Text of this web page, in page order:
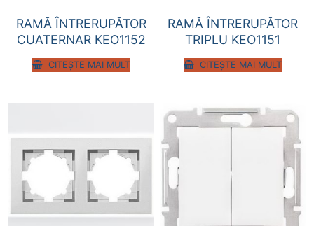
RAMĂ ÎNTRERUPĂTOR
CUATERNAR KEO1152
CITEȘTE MAI MULT
RAMĂ ÎNTRERUPĂTOR
TRIPLU KEO1151
CITEȘTE MAI MULT